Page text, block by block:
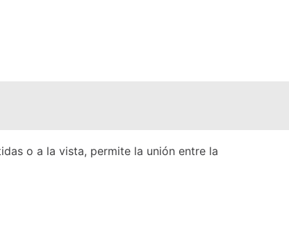
o a la vista, permite la unión entre la